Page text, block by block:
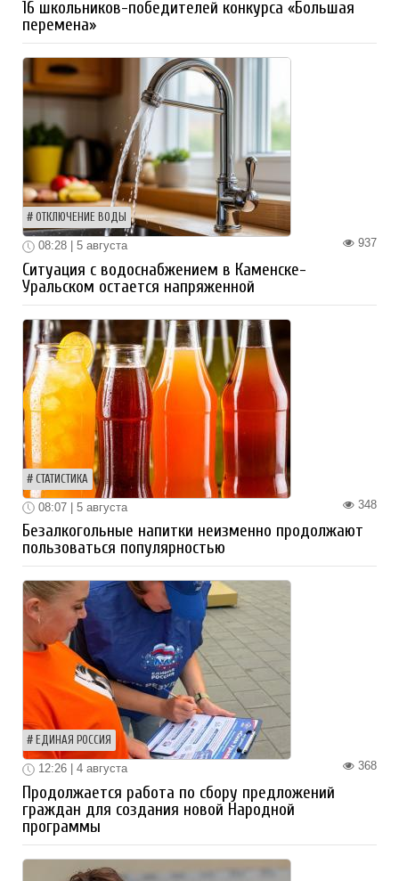
16 школьников-победителей конкурса «Большая
перемена»
ОТКЛЮЧЕНИЕ ВОДЫ
937
08:28 | 5 августа
Ситуация с водоснабжением в Каменске-
Уральском остается напряженной
СТАТИСТИКА
348
08:07 | 5 августа
Безалкогольные напитки неизменно продолжают
пользоваться популярностью
ЕДИНАЯ РОССИЯ
368
12:26 | 4 августа
Продолжается работа по сбору предложений
граждан для создания новой Народной
программы